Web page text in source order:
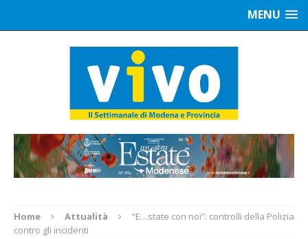
MENU
Home Attualità
“E…state con noi”: controlli della Polizia
contro gli incidenti